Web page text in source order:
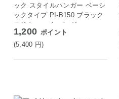
ック スタイルハンガー ベーシ
ックタイプ PI-B150 ブラック
スリム コートハンガー
1,200 ポイント
(5,400 円)